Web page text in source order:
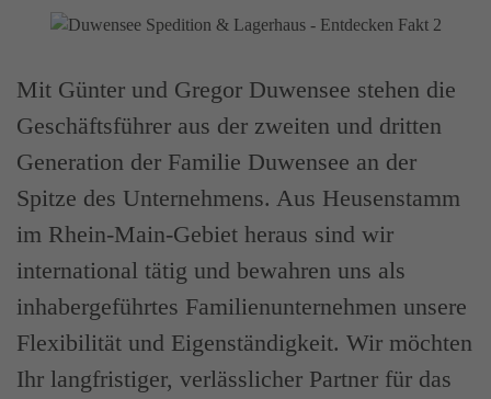
Mit Günter und Gregor Duwensee stehen die
Geschäftsführer aus der zweiten und dritten
Generation der Familie Duwensee an der
Spitze des Unternehmens. Aus Heusenstamm
im Rhein-Main-Gebiet heraus sind wir
international tätig und bewahren uns als
inhabergeführtes Familienunternehmen unsere
Flexibilität und Eigenständigkeit. Wir möchten
Ihr langfristiger, verlässlicher Partner für das